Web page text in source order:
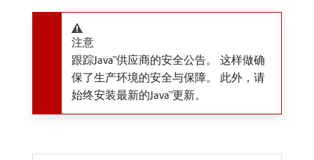
注意
跟踪Java™供应商的安全公告。 这样做确
保了生产环境的安全与保障。 此外，请
始终安装最新的Java™更新。